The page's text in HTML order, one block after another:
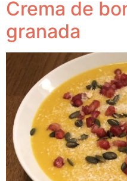
Crema de
granada